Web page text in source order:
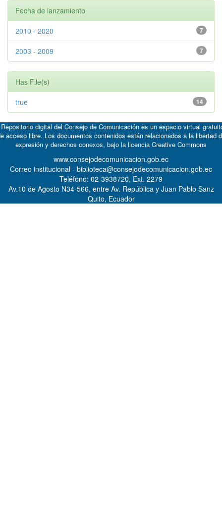
Fecha de lanzamiento
7
2010 - 2020
7
2003 - 2009
Has File(s)
14
true
digital del Consejo de Comunicación es un espacio virtual
acceso libre. Los documentos contenidos están relacionados a la libertad
expresión y derechos conexos, bajo la licencia Creative Commons
www.consejodecomunicacion.gob.ec
Correo institucional - biblioteca@consejodecomunicacion.gob.ec
Teléfono: 02-3938720, Ext. 2279
Av.10 de Agosto N34-566, entre Av. República y Juan Pablo Sanz
Quito, Ecuador